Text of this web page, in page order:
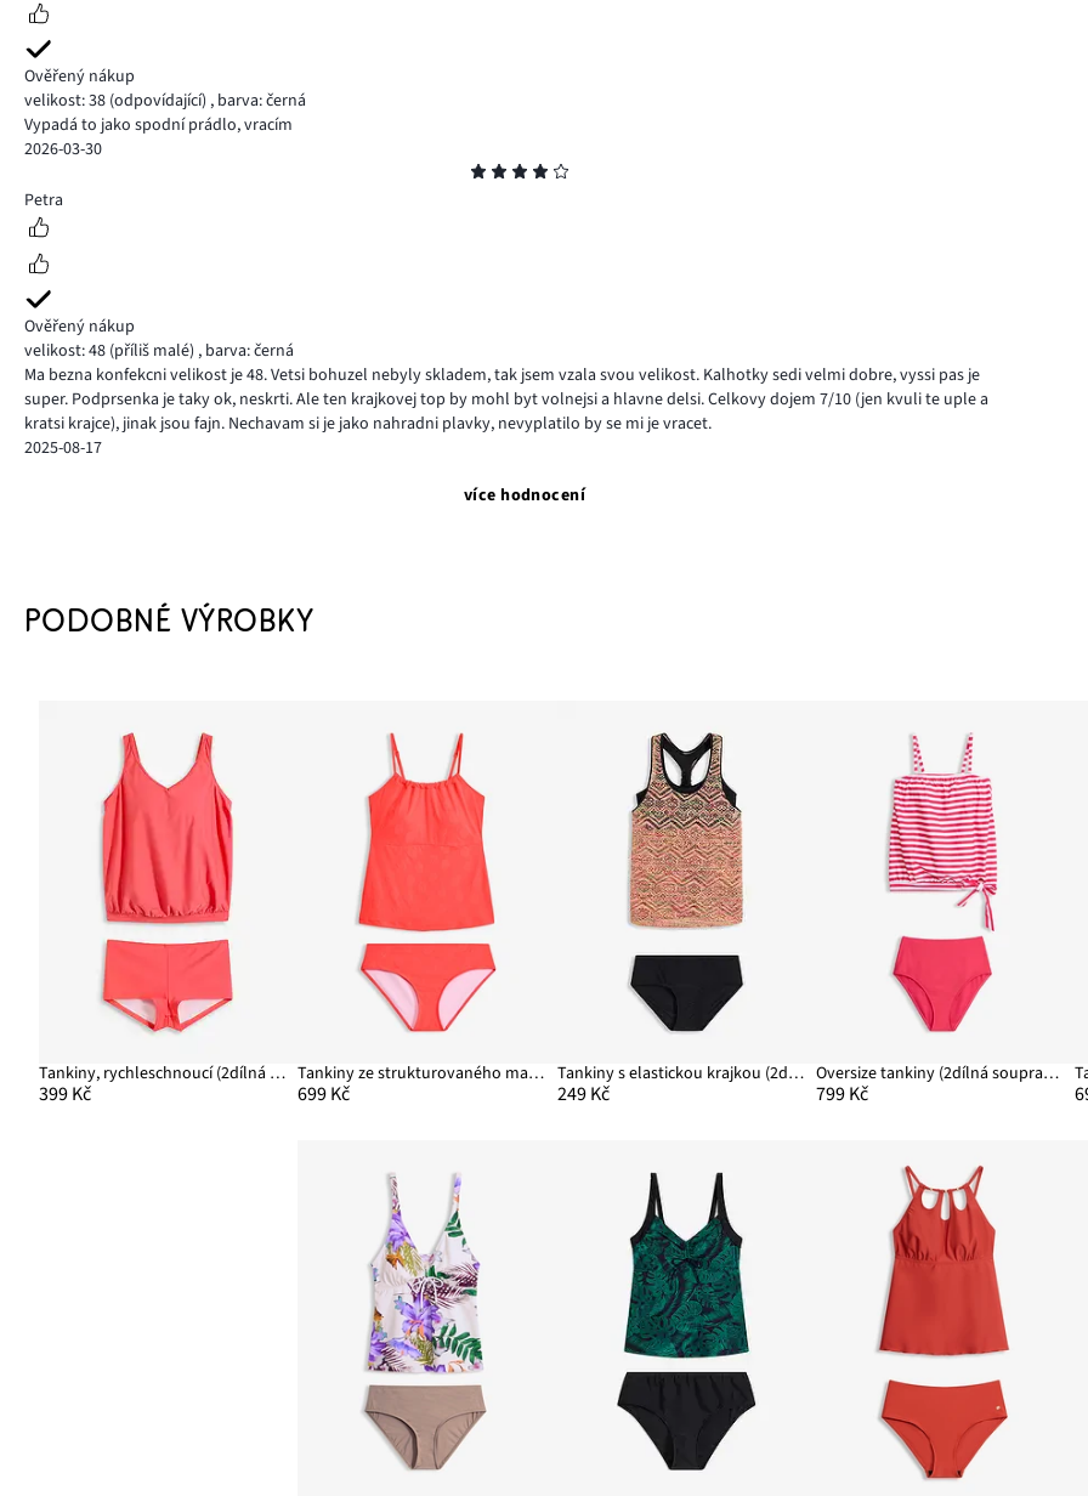
Ověřený nákup
velikost: 38 (odpovídající) , barva: černá
Vypadá to jako spodní prádlo, vracím
2026-03-30
4
Petra
Ověřený nákup
velikost: 48 (příliš malé) , barva: černá
Ma bezna konfekcni velikost je 48. Vetsi bohuzel nebyly skladem, tak jsem vzala svou velikost. Kalhotky sedi velmi dobre, vyssi pas je
super. Podprsenka je taky ok, neskrti. Ale ten krajkovej top by mohl byt volnejsi a hlavne delsi. Celkovy dojem 7/10 (jen kvuli te uple a
kratsi krajce), jinak jsou fajn. Nechavam si je jako nahradni plavky, nevyplatilo by se mi je vracet.
2025-08-17
více hodnocení
PODOBNÉ VÝROBKY
Tankiny, rychleschnoucí (2dílná souprava)
399 Kč
Tankiny ze strukturovaného materiálu (2dílná souprava)
699 Kč
Tankiny s elastickou krajkou (2dílná souprava)
249 Kč
Oversize tankiny (2dílná souprava) s odnímatelnými ramínky
799 Kč